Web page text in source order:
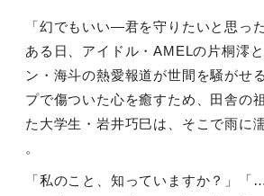
「幻でもいい―君を守りたいと思っ
ある日、アイドル・AMELの片桐澪
ン・海斗の熱愛報道が世間を騒がせ
プで傷ついた心を癒すため、田舎の
た大学生・岩井巧巳は、そこで雨に
。
「私のこと、知っていますか？」「